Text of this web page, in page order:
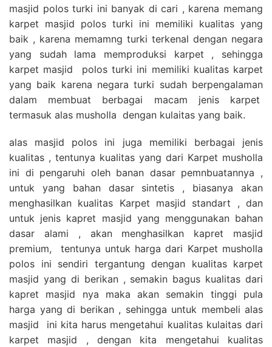
masjid polos turki ini banyak di cari , karena memang
karpet masjid polos turki ini memiliki kualitas yang
baik , karena memamng turki terkenal dengan negara
yang sudah lama memproduksi karpet , sehingga
karpet masjid polos turki ini memiliki kualitas karpet
yang baik karena negara turki sudah berpengalaman
dalam membuat berbagai macam jenis karpet
termasuk alas musholla dengan kulaitas yang baik.
alas masjid polos ini juga memiliki berbagai jenis
kualitas , tentunya kualitas yang dari Karpet musholla
ini di pengaruhi oleh banan dasar pemnbuatannya ,
untuk yang bahan dasar sintetis , biasanya akan
menghasilkan kualitas Karpet masjid standart , dan
untuk jenis kapret masjid yang menggunakan bahan
dasar alami , akan menghasilkan kapret masjid
premium, tentunya untuk harga dari Karpet musholla
polos ini sendiri tergantung dengan kualitas karpet
masjid yang di berikan , semakin bagus kualitas dari
kapret masjid nya maka akan semakin tinggi pula
harga yang di berikan , sehingga untuk membeli alas
masjid ini kita harus mengetahui kualitas kulaitas dari
karpet masjid , dengan kita mengetahui kualitas